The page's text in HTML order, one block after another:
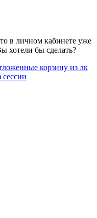
в личном кабинете уже
хотели бы сделать?
корзину из лк